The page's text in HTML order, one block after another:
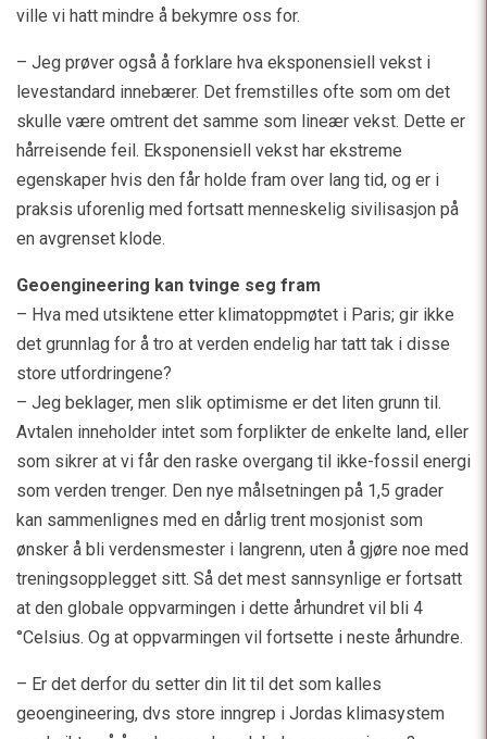
ville vi hatt mindre å bekymre oss for.
– Jeg prøver også å forklare hva eksponensiell vekst i
levestandard innebærer. Det fremstilles ofte som om det
skulle være omtrent det samme som lineær vekst. Dette er
hårreisende feil. Eksponensiell vekst har ekstreme
egenskaper hvis den får holde fram over lang tid, og er i
praksis uforenlig med fortsatt menneskelig sivilisasjon på
en avgrenset klode.
Geoengineering kan tvinge seg fram
– Hva med utsiktene etter klimatoppmøtet i Paris; gir ikke
det grunnlag for å tro at verden endelig har tatt tak i disse
store utfordringene?
– Jeg beklager, men slik optimisme er det liten grunn til.
Avtalen inneholder intet som forplikter de enkelte land, eller
som sikrer at vi får den raske overgang til ikke-fossil energi
som verden trenger. Den nye målsetningen på 1,5 grader
kan sammenlignes med en dårlig trent mosjonist som
ønsker å bli verdensmester i langrenn, uten å gjøre noe med
treningsopplegget sitt. Så det mest sannsynlige er fortsatt
at den globale oppvarmingen i dette århundret vil bli 4
°Celsius. Og at oppvarmingen vil fortsette i neste århundre.
– Er det derfor du setter din lit til det som kalles
geoengineering, dvs store inngrep i Jordas klimasystem